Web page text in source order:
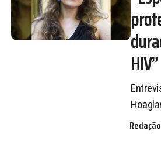
HIV”
Redação